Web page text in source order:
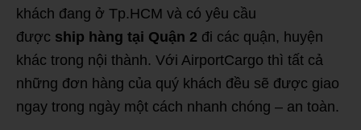
khách đang ở Tp.HCM và có yêu cầu
được ship hàng tại Quận 2 đi các quận, huyện
khác trong nội thành. Với AirportCargo thì tất cả
những đơn hàng của quý khách đều sẽ được giao
ngay trong ngày một cách nhanh chóng – an toàn.